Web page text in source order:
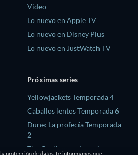
Video
Lo nuevo en Apple TV
Lo nuevo en Disney Plus
Lo nuevo en JustWatch TV
Próximas series
Yellowjackets Temporada 4
Caballos lentos Temporada 6
Dune: La profecía Temporada
2
The Gentlemen: La serie